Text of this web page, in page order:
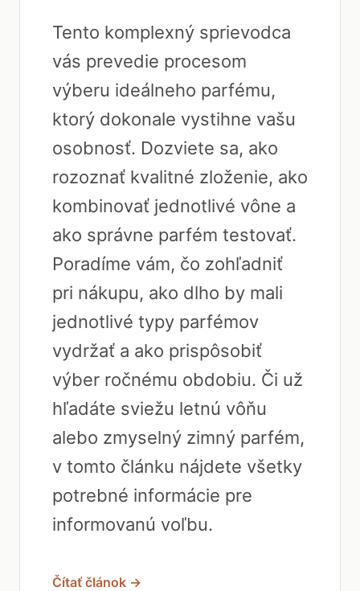
Tento komplexný sprievodca
vás prevedie procesom
výberu ideálneho parfému,
ktorý dokonale vystihne vašu
osobnosť. Dozviete sa, ako
rozoznať kvalitné zloženie, ako
kombinovať jednotlivé vône a
ako správne parfém testovať.
Poradíme vám, čo zohľadniť
pri nákupu, ako dlho by mali
jednotlivé typy parfémov
vydržať a ako prispôsobiť
výber ročnému obdobiu. Či už
hľadáte sviežu letnú vôňu
alebo zmyselný zimný parfém,
v tomto článku nájdete všetky
potrebné informácie pre
informovanú voľbu.
Čítať článok →